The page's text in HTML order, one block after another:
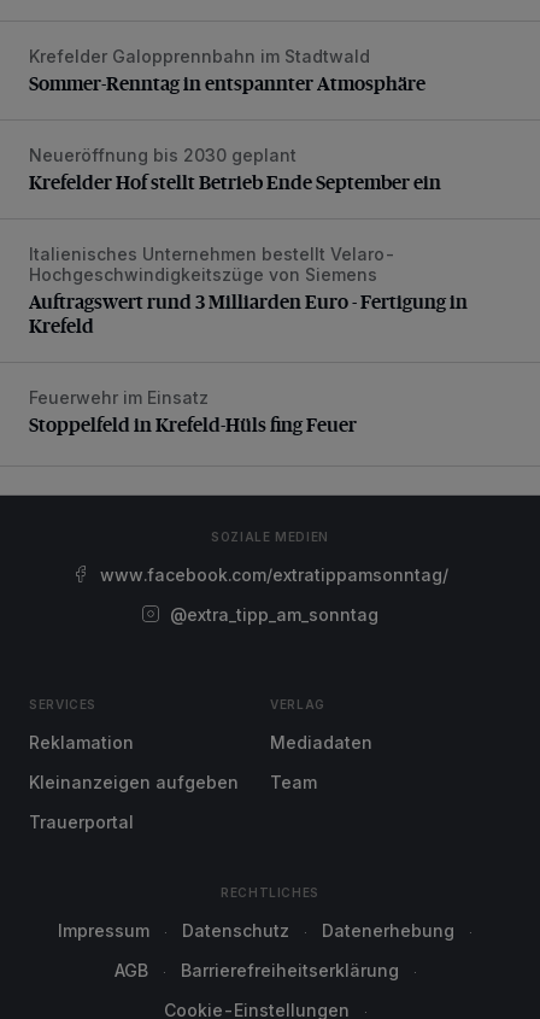
Sommer-Renntag in entspannter Atmosphäre
Krefelder Galopprennbahn im Stadtwald
Sommer-Renntag in entspannter Atmosphäre
Krefelder Hof stellt Betrieb Ende September ein
Neueröffnung bis 2030 geplant
Krefelder Hof stellt Betrieb Ende September ein
Auftragswert rund 3 Milliarden Euro - Fertigung in Krefeld
Italienisches Unternehmen bestellt Velaro-
Hochgeschwindigkeitszüge von Siemens
Auftragswert rund 3 Milliarden Euro - Fertigung in
Krefeld
Stoppelfeld in Krefeld-Hüls fing Feuer
Feuerwehr im Einsatz
Stoppelfeld in Krefeld-Hüls fing Feuer
SOZIALE MEDIEN
www.facebook.com/extratippamsonntag/
@extra_tipp_am_sonntag
SERVICES
Reklamation
Kleinanzeigen aufgeben
Trauerportal
VERLAG
Mediadaten
Team
RECHTLICHES
Impressum Datenschutz
Datenerhebung
AGB
Barrierefreiheitserklärung
Cookie-Einstellungen